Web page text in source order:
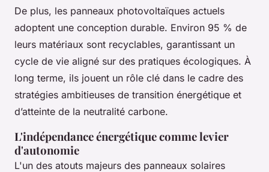
De plus, les panneaux photovoltaïques actuels
adoptent une conception durable. Environ 95 % de
leurs matériaux sont recyclables, garantissant un
cycle de vie aligné sur des pratiques écologiques. À
long terme, ils jouent un rôle clé dans le cadre des
stratégies ambitieuses de transition énergétique et
d’atteinte de la neutralité carbone.
L'indépendance énergétique comme levier
d'autonomie
L'un des atouts majeurs des panneaux solaires